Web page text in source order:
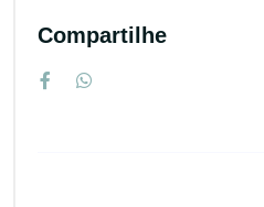
Compartilhe